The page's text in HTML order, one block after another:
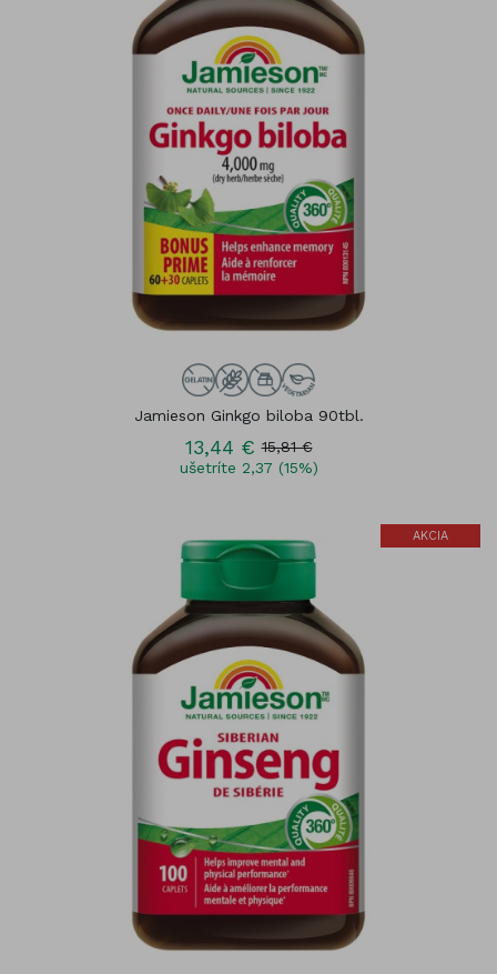
Jamieson Ginkgo biloba 90tbl.
13,44 € 15,81 €
ušetríte 2,37 (15%)
AKCIA